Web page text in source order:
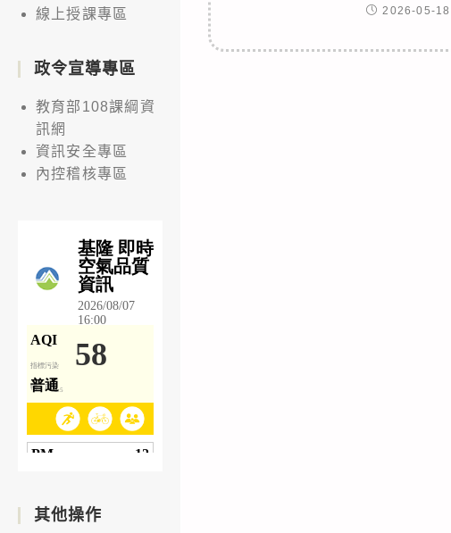
2026-05-18
線上授課專區
政令宣導專區
教育部108課綱資
訊網
資訊安全專區
內控稽核專區
其他操作